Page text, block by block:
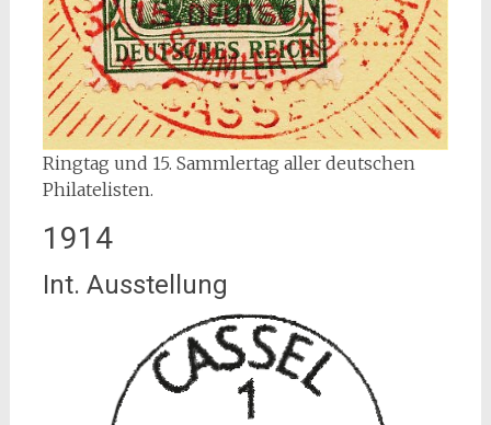
Ringtag und 15. Sammlertag aller deutschen
Philatelisten.
1914
Int. Ausstellung